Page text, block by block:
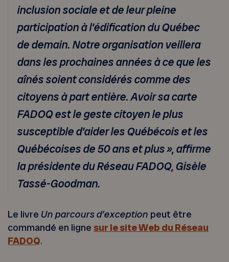
inclusion sociale et de leur pleine
participation à l’édification du Québec
de demain. Notre organisation veillera
dans les prochaines années à ce que les
aînés soient considérés comme des
citoyens à part entière. Avoir sa carte
FADOQ est le geste citoyen le plus
susceptible d’aider les Québécois et les
Québécoises de 50 ans et plus », affirme
la présidente du Réseau FADOQ, Gisèle
Tassé-Goodman.
Le livre Un parcours d’exception peut être
commandé en ligne sur le site Web du Réseau
FADOQ.